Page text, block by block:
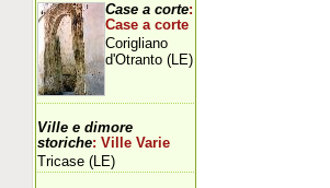
Case a corte:
Case a corte
Corigliano
d'Otranto (LE)
Ville e dimore
storiche: Ville Varie
Tricase (LE)